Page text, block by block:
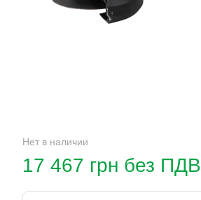
Нет в наличии
17 467 грн без ПДВ